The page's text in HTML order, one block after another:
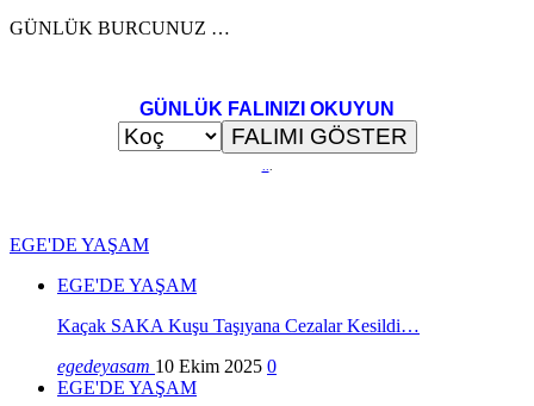
GÜNLÜK BURCUNUZ …
GÜNLÜK FALINIZI OKUYUN
...
EGE'DE YAŞAM
EGE'DE YAŞAM
Kaçak SAKA Kuşu Taşıyana Cezalar Kesildi…
egedeyasam 10 Ekim 2025 0
EGE'DE YAŞAM